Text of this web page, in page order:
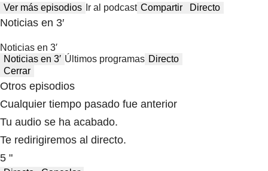
Ver más episodios Ir al podcast Compartir Directo
Noticias en 3′
Noticias en 3′
Noticias en 3′ Últimos programas Directo
Cerrar
Otros episodios
Cualquier tiempo pasado fue anterior
Tu audio se ha acabado.
Te redirigiremos al directo.
5 "